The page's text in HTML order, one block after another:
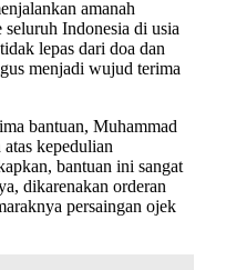
amanah
Indonesia di usia
lepas dari doa dan
menjadi wujud terima
bantuan, Muhammad
kepedulian
bantuan ini sangat
dikarenakan orderan
persaingan ojek